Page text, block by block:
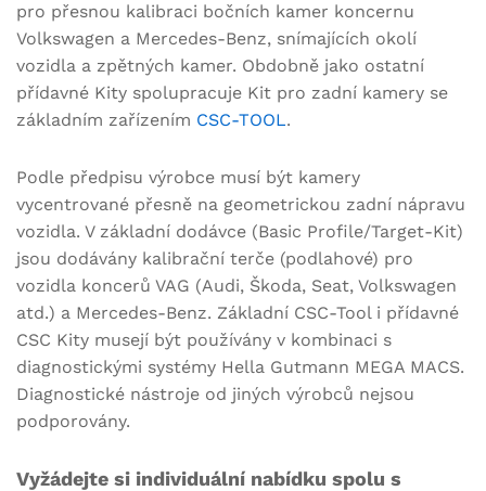
pro přesnou kalibraci bočních kamer koncernu
Volkswagen a Mercedes-Benz, snímajících okolí
vozidla a zpětných kamer. Obdobně jako ostatní
přídavné Kity spolupracuje Kit pro zadní kamery se
základním zařízením CSC-TOOL.
Podle předpisu výrobce musí být kamery
vycentrované přesně na geometrickou zadní nápravu
vozidla. V základní dodávce (Basic Profile/Target-Kit)
jsou dodávány kalibrační terče (podlahové) pro
vozidla koncerů VAG (Audi, Škoda, Seat, Volkswagen
atd.) a Mercedes-Benz. Základní CSC-Tool i přídavné
CSC Kity musejí být používány v kombinaci s
diagnostickými systémy Hella Gutmann MEGA MACS.
Diagnostické nástroje od jiných výrobců nejsou
podporovány.
Vyžádejte si individuální nabídku spolu s